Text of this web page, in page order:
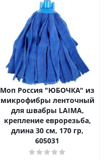
Моп Россия "ЮБОЧКА" из
микрофибры ленточный
для швабры LAIMA,
крепление еврорезьба,
длина 30 см, 170 гр,
605031